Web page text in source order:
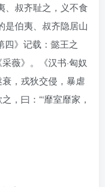
、叔齐耻之，义不食
是伯夷、叔齐隐居山
四》记载：懿王之
薇》。《汉书·匈奴
，戎狄交侵，暴虐
，曰：“‘靡室靡家，